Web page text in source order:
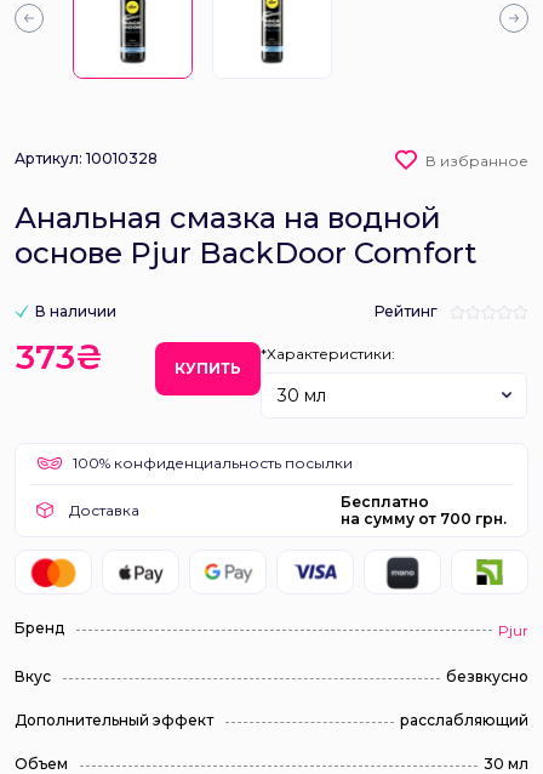
Артикул: 10010328 В избранное
Анальная смазка на водной
основе Pjur BackDoor Comfort
В наличии Рейтинг
373₴ КУПИТЬ
*Характеристики:
30 мл
100% конфиденциальность посылки
Доставка
Бесплатно
на сумму от 700 грн.
Бренд Pjur
Вкус безвкусно
Дополнительный эффект расслабляющий
Объем 30 мл